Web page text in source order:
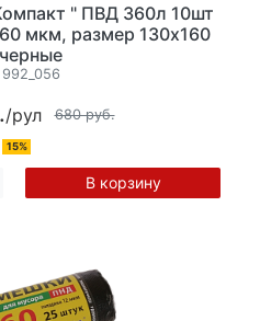
" ПВД 360л 10шт
мкм, размер 130х160
992_056
/рул 680 руб.
15%
В корзину